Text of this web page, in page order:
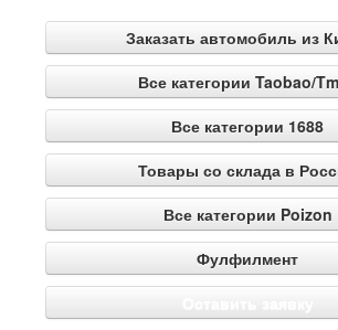
Заказать автомобиль из
Все категории Taobao/
Все категории 1688
Товары со склада в
Все категории Poizon
Фулфилмент